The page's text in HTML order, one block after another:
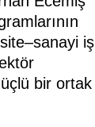
iş
bir ortak